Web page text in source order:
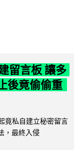
留言板 讓多
後竟偷偷重
竟私自建立秘密留言
，最終入侵